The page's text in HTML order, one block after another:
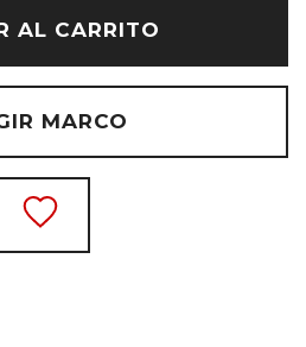
AL CARRITO
MARCO